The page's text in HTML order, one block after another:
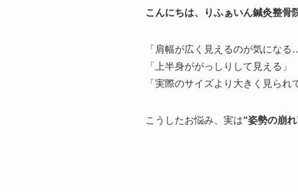
こんにちは、りふぁいん鍼灸整骨
「肩幅が広く見えるのが気になる
「上半身ががっしりして見える」
「実際のサイズより大きく見られ
こうしたお悩み、実は“姿勢の崩